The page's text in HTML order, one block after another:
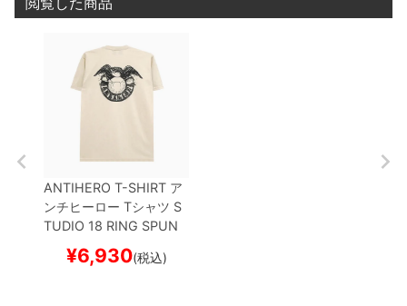
ANTIHERO T-SHIRT ア
ンチヒーロー Tシャツ S
TUDIO 18 RING SPUN
BONE スケートボード ス
ケボー
¥6,930(税込)